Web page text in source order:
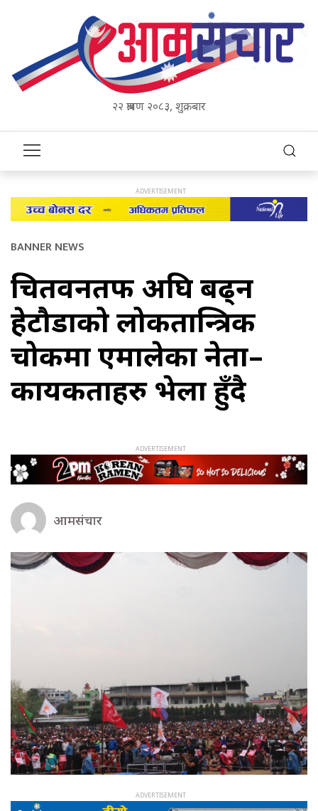
२२ श्रावण २०८३, शुक्रबार
BANNER NEWS
चितवनतर्फ अघि बढ्न
हेटौडाको लोकतान्त्रिक
चोकमा एमालेका नेता–
कार्यकर्ताहरु भेला हुँदै
आमसंचार